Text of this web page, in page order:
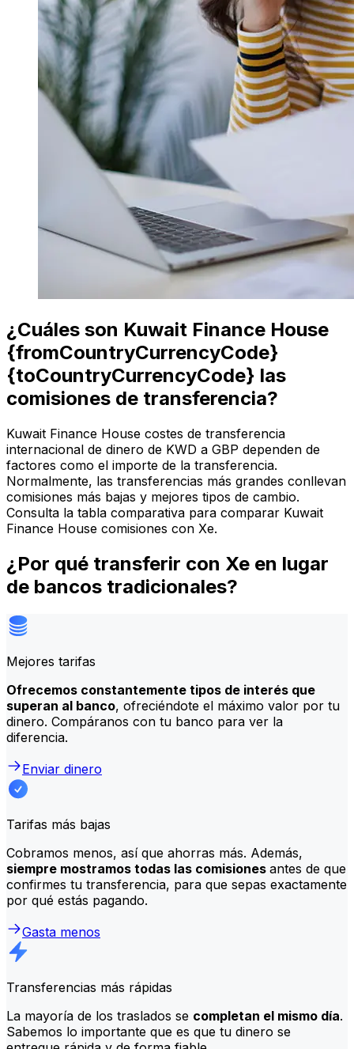
¿Cuáles son Kuwait Finance House
{fromCountryCurrencyCode}
{toCountryCurrencyCode} las
comisiones de transferencia?
Kuwait Finance House costes de transferencia
internacional de dinero de KWD a GBP dependen de
factores como el importe de la transferencia.
Normalmente, las transferencias más grandes conllevan
comisiones más bajas y mejores tipos de cambio.
Consulta la tabla comparativa para comparar Kuwait
Finance House comisiones con Xe.
¿Por qué transferir con Xe en lugar
de bancos tradicionales?
Mejores tarifas
Ofrecemos constantemente tipos de interés que
superan al banco, ofreciéndote el máximo valor por tu
dinero. Compáranos con tu banco para ver la
diferencia.
Enviar dinero
Tarifas más bajas
Cobramos menos, así que ahorras más. Además,
siempre mostramos todas las comisiones antes de que
confirmes tu transferencia, para que sepas exactamente
por qué estás pagando.
Gasta menos
Transferencias más rápidas
La mayoría de los traslados se completan el mismo día.
Sabemos lo importante que es que tu dinero se